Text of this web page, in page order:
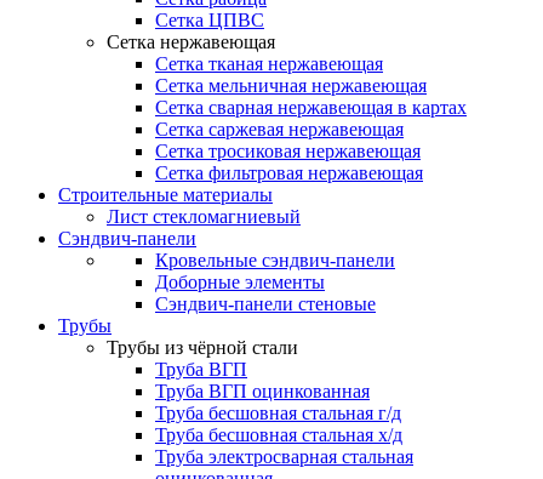
Сетка ЦПВС
Сетка нержавеющая
Сетка тканая нержавеющая
Сетка мельничная нержавеющая
Сетка сварная нержавеющая в картах
Сетка саржевая нержавеющая
Сетка тросиковая нержавеющая
Сетка фильтровая нержавеющая
Строительные материалы
Лист стекломагниевый
Сэндвич-панели
Кровельные сэндвич-панели
Доборные элементы
Сэндвич-панели стеновые
Трубы
Трубы из чёрной стали
Труба ВГП
Труба ВГП оцинкованная
Труба бесшовная стальная г/д
Труба бесшовная стальная х/д
Труба электросварная стальная